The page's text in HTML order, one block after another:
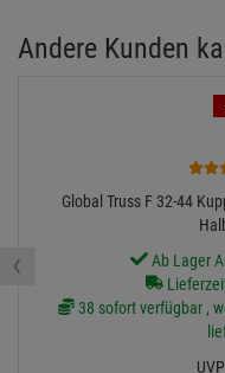
Andere Kunden
Global Truss F 32-44
Ab Lager
38 sofort verfügbar ,
‹